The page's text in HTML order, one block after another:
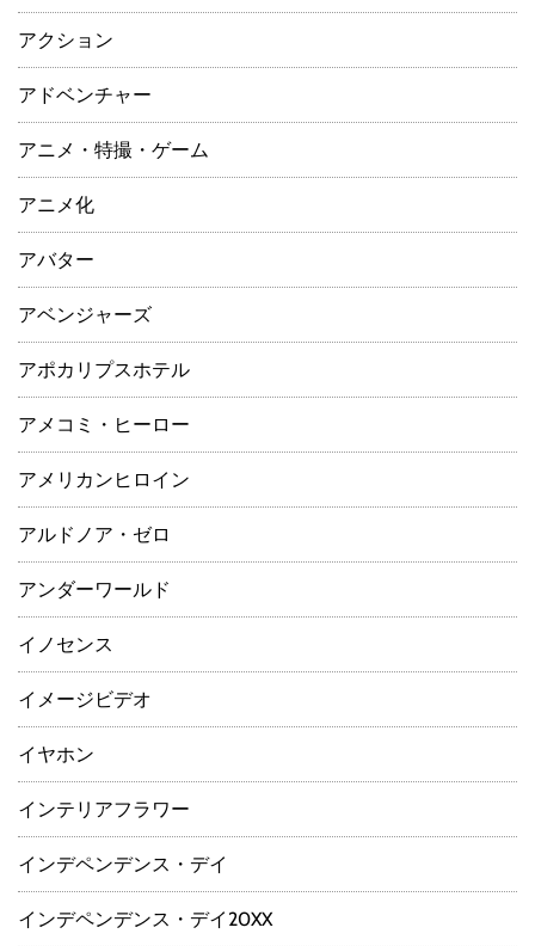
アクション
アドベンチャー
アニメ・特撮・ゲーム
アニメ化
アバター
アベンジャーズ
アポカリプスホテル
アメコミ・ヒーロー
アメリカンヒロイン
アルドノア・ゼロ
アンダーワールド
イノセンス
イメージビデオ
イヤホン
インテリアフラワー
インデペンデンス・デイ
インデペンデンス・デイ20XX